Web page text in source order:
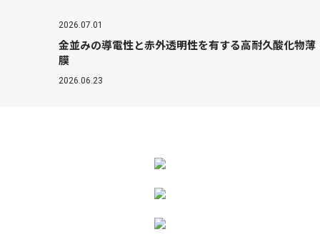
2026.07.01
金並みの導電性と赤外透明性を有する高耐久酸化物薄
膜
2026.06.23